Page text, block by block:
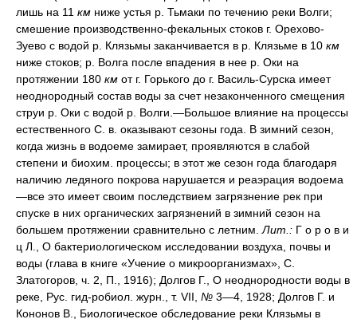
лишь на 11 км ниже устья р. Тьмаки по течению реки Волги;
смешение производственно-фекальных стоков г. Орехово-
Зуево с водой р. Клязьмы заканчивается в р. Клязьме в 10 км
ниже стоков; р. Волга после впадения в нее р. Оки на
протяжении 180 км от г. Горького до г. Василь-Сурска имеет
неоднородный состав воды за счет незаконченного смещения
струи р. Оки с водой р. Волги.—Большое влияние на процессы
естественного С. в. оказывают сезоны года. В зимний сезон,
когда жизнь в водоеме замирает, проявляются в слабой
степени и биохим. процессы; в этот же сезон года благодаря
наличию ледяного покрова нарушается и реаэрация водоема
—все это имеет своим последствием загрязнение рек при
спуске в них органических загрязнений в зимний сезон на
большем протяжении сравнительно с летним.Лит.: Г о р о в и
ц Л., О бактериологическом исследовании воздуха, почвы и
воды (глава в книге «Учение о микроорганизмах», С.
Златогоров, ч. 2, П., 1916); Долгов Г., О неоднородности воды в
реке, Рус. гид-робиол. журн., т. VІI, № 3—4, 1928; Долгов Г. и
Кононов В., Биологическое обследование реки Клязьмы в